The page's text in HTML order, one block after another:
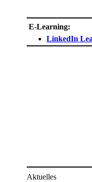
​​ E-Learning:
LinkedIn
Aktuelles